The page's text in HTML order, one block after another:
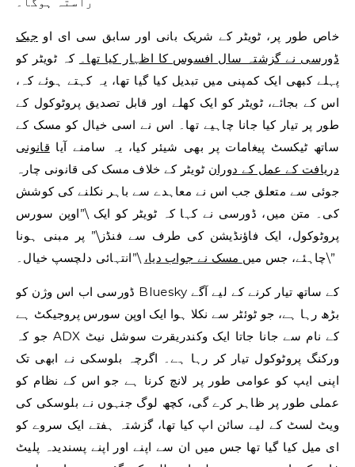
خاص طور پر، ٹویٹر کے شریک بانی اور سابق سی ای اوجیک
ڈورسی نے گزشتہ سال افسوس کا اظہار کیا تھا۔ کہ ٹویٹر کو
پہلے کبھی ایک کمپنی میں تبدیل کیا گیا تھا، یہ کہتے ہوئے کہ،
اس کے بجائے، ٹویٹر کو ایک کھلے اور قابل تصدیق پروٹوکول کے
طور پر تیار کیا جانا چاہیے تھا۔ اس نے اسی خیال کو مسک کے
ساتھ ٹیکسٹ پیغامات پر بھی شیئر کیا، یہ سامنے آیا قانونی
دریافت کے عمل کے دوران ٹویٹر کے خلاف مسک کی قانونی چارہ
جوئی سے متعلق جب اس نے معاہدے سے باہر نکلنے کی کوشش
کی۔ متن میں، ڈورسی نے کہا کہ ٹویٹر کو ایک \”اوپن سورس
پروٹوکول، ایک فاؤنڈیشن کی طرف سے فنڈز\” پر مبنی ہونا
چاہئے، جس میں مسک نے جواب دیا، \”انتہائی دلچسپ خیال۔\”
ڈورسی اب اس وژن کو Bluesky کے ساتھ تیار کرنے کے لیے آگے
بڑھ رہا ہے، جو ٹوئٹر سے نکلا ہوا ایک اوپن سورس پروجیکٹ ہے
جو کہ ADX کے نام سے جانا جاتا ایک وکندریقرت سوشل نیٹ
ورکنگ پروٹوکول تیار کر رہا ہے۔ اگرچہ بلوسکی نے ابھی تک
اپنی ایپ کو عوامی طور پر لانچ کرنا ہے جو اس کے نظام کو
عملی طور پر ظاہر کرے گی، کچھ لوگ جنہوں نے بلوسکی کی
ویٹ لسٹ کے لیے سائن اپ کیا تھا، گزشتہ ہفتے ایک سروے کو
ای میل کیا گیا تھا جس میں ان سے اپنے اور اپنے پسندیدہ پلیٹ